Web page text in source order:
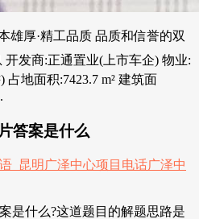
雄厚·精工品质 品质和信誉的双
发商:正通置业(上市车企) 物业:
占地面积:7423.7 m² 建筑面
答案是什么
是什么?这道题目的解题思路是